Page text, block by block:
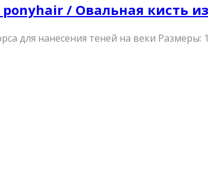
ponyhair / Овальная кисть
для нанесения теней на веки Размеры: